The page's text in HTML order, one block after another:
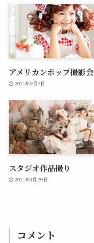
アメリカンポップ撮影会
2021年9月7日
スタジオ作品撮り
2021年4月29日
コメント